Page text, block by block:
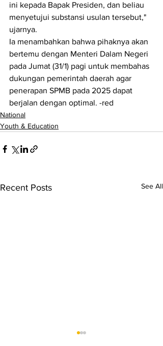
ini kepada Bapak Presiden, dan beliau
menyetujui substansi usulan tersebut,"
ujarnya.
Ia menambahkan bahwa pihaknya akan
bertemu dengan Menteri Dalam Negeri
pada Jumat (31/1) pagi untuk membahas
dukungan pemerintah daerah agar
penerapan SPMB pada 2025 dapat
berjalan dengan optimal. -red
National
Youth & Education
Recent Posts See All